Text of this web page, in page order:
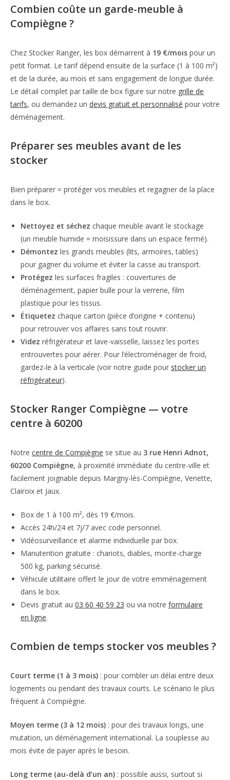
Combien coûte un garde-meuble à
Compiègne ?
Chez Stocker Ranger, les box démarrent à 19 €/mois pour un
petit format. Le tarif dépend ensuite de la surface (1 à 100 m²)
et de la durée, au mois et sans engagement de longue durée.
Le détail complet par taille de box figure sur notre grille de
tarifs, ou demandez un devis gratuit et personnalisé pour votre
déménagement.
Préparer ses meubles avant de les
stocker
Bien préparer = protéger vos meubles et regagner de la place
dans le box.
Nettoyez et séchez chaque meuble avant le stockage
(un meuble humide = moisissure dans un espace fermé).
Démontez les grands meubles (lits, armoires, tables)
pour gagner du volume et éviter la casse au transport.
Protégez les surfaces fragiles : couvertures de
déménagement, papier bulle pour la verrerie, film
plastique pour les tissus.
Étiquetez chaque carton (pièce d’origine + contenu)
pour retrouver vos affaires sans tout rouvrir.
Videz réfrigérateur et lave-vaisselle, laissez les portes
entrouvertes pour aérer. Pour l’électroménager de froid,
gardez-le à la verticale (voir notre guide pour stocker un
réfrigérateur).
Stocker Ranger Compiègne — votre
centre à 60200
Notre centre de Compiègne se situe au 3 rue Henri Adnot,
60200 Compiègne, à proximité immédiate du centre-ville et
facilement joignable depuis Margny-lès-Compiègne, Venette,
Clairoix et Jaux.
Box de 1 à 100 m², dès 19 €/mois.
Accès 24h/24 et 7j/7 avec code personnel.
Vidéosurveillance et alarme individuelle par box.
Manutention gratuite : chariots, diables, monte-charge
500 kg, parking sécurisé.
Véhicule utilitaire offert le jour de votre emménagement
dans le box.
Devis gratuit au 03 60 40 59 23 ou via notre formulaire
en ligne.
Combien de temps stocker vos meubles ?
Court terme (1 à 3 mois) : pour combler un délai entre deux
logements ou pendant des travaux courts. Le scénario le plus
fréquent à Compiègne.
Moyen terme (3 à 12 mois) : pour des travaux longs, une
mutation, un déménagement international. La souplesse au
mois évite de payer après le besoin.
Long terme (au-delà d’un an) : possible aussi, surtout si